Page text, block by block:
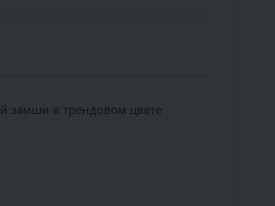
замши в трендовом цвете